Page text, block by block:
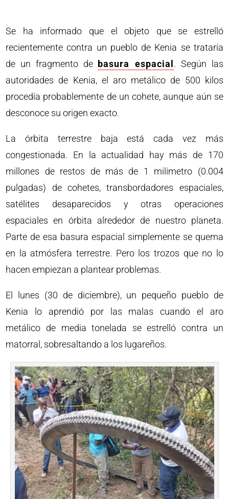
Se ha informado que el objeto que se estrelló
recientemente contra un pueblo de Kenia se trataría
de un fragmento de basura espacial . Según las
autoridades de Kenia, el aro metálico de 500 kilos
procedía probablemente de un cohete, aunque aún se
desconoce su origen exacto.
La órbita terrestre baja está cada vez más
congestionada. En la actualidad hay más de 170
millones de restos de más de 1 milímetro (0.004
pulgadas) de cohetes, transbordadores espaciales,
satélites desaparecidos y otras operaciones
espaciales en órbita alrededor de nuestro planeta.
Parte de esa basura espacial simplemente se quema
en la atmósfera terrestre. Pero los trozos que no lo
hacen empiezan a plantear problemas.
El lunes (30 de diciembre), un pequeño pueblo de
Kenia lo aprendió por las malas cuando el aro
metálico de media tonelada se estrelló contra un
matorral, sobresaltando a los lugareños.